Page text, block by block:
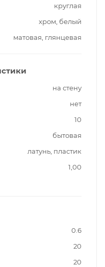
круглая
хром, белый
матовая, глянцевая
на стену
нет
10
бытовая
латунь, пластик
1,00
0.6
20
20